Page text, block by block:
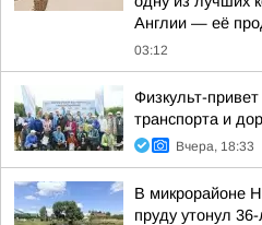
Англии — её
03:12
Физкульт-
транспорта и
Вчера, 18:33
В микрорайоне
пруду утонул